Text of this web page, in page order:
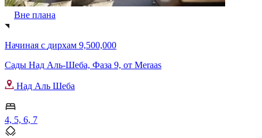
Вне плана
Начиная с дирхам 9,500,000
Сады Над Аль-Шеба, Фаза 9, от Meraas
Над Аль Шеба
4, 5, 6, 7